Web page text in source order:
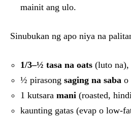
mainit ang ulo.
Sinubukan ng apo niya na
1/3–½ tasa na oats (luto na),
½ pirasong saging na saba o
1 kutsara mani (roasted,
kaunting gatas (evap o low-